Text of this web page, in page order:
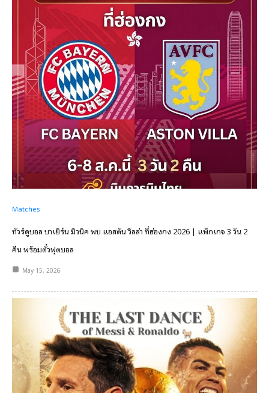
Matches
ทัวร์ดูบอล บาเยิร์น มิวนิค พบ แอสตัน วิลล่า ที่ฮ่องกง 2026 | แพ็กเกจ 3 วัน 2
คืน พร้อมตั๋วฟุตบอล
May 15, 2026